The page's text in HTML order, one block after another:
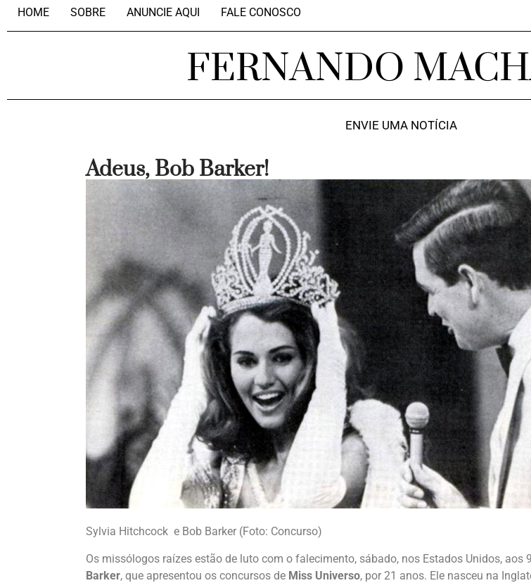
HOME SOBRE ANUNCIE AQUI FALE CONOSCO
FERNANDO
ENVIE UMA NOTÍCIA
Adeus, Bob Barker!
Sylvia Hitchcock e Bob Barker (Foto: Concurso)
Os missólogos raízes estão de luto com o falecimento, sábado, nos Estados Unidos, aos
Barker, que apresentou os concursos de Miss Universo, por 21 anos. Ele nasceu na